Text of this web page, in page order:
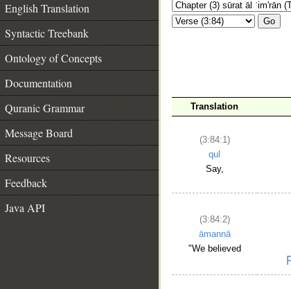
English Translation
Syntactic Treebank
Ontology of Concepts
Documentation
Quranic Grammar
Message Board
Resources
Feedback
Java API
Go
Translation
(3:84:1)
qul
Say,
(3:84:2)
āmannā
"We believed